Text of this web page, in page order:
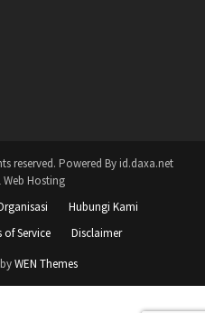
reserved. Powered By id.daxa.net
Hosting
Hubungi Kami
of Service
Disclaimer
byWEN Themes